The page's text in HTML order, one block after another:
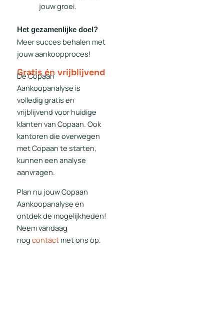
jouw groei.
Het gezamenlijke doel?
Meer succes behalen met
jouw aankoopproces!
Gratis én vrijblijvend
De Copaan
Aankoopanalyse is
volledig gratis en
vrijblijvend voor huidige
klanten van Copaan. Ook
kantoren die overwegen
met Copaan te starten,
kunnen een analyse
aanvragen.
Plan nu jouw Copaan
Aankoopanalyse en
ontdek de mogelijkheden!
Neem vandaag
nog contact met ons op.